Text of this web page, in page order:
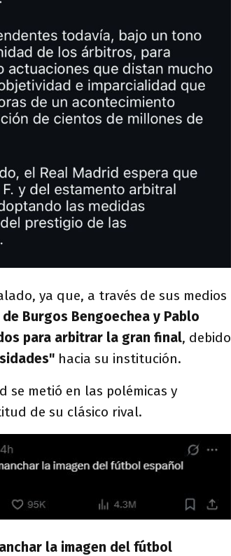
ya que, a través de sus medios
Burgos Bengoechea y Pablo
para arbitrar la gran final, debido
hacia su institución.
se metió en las polémicas y
de su clásico rival.
la imagen del fútbol